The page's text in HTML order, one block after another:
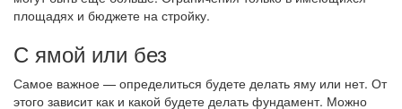
площадях и бюджете на стройку.
С ямой или без
Самое важное — определиться будете делать яму или нет. От
этого зависит как и какой будете делать фундамент. Можно